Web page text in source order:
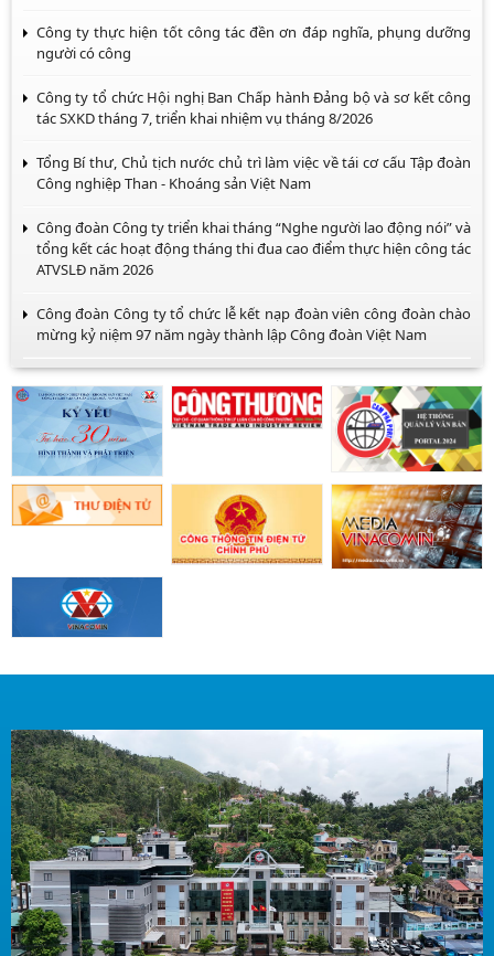
Công ty thực hiện tốt công tác đền ơn đáp nghĩa, phụng dưỡng
người có công
Công ty tổ chức Hội nghị Ban Chấp hành Đảng bộ và sơ kết công
tác SXKD tháng 7, triển khai nhiệm vụ tháng 8/2026
Tổng Bí thư, Chủ tịch nước chủ trì làm việc về tái cơ cấu Tập đoàn
Công nghiệp Than - Khoáng sản Việt Nam
Công đoàn Công ty triển khai tháng “Nghe người lao động nói” và
tổng kết các hoạt động tháng thi đua cao điểm thực hiện công tác
ATVSLĐ năm 2026
Công đoàn Công ty tổ chức lễ kết nạp đoàn viên công đoàn chào
mừng kỷ niệm 97 năm ngày thành lập Công đoàn Việt Nam